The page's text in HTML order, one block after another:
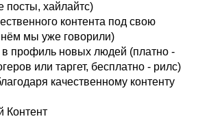
посты, хайлайтс)
контента под свою
мы уже говорили)
профиль новых людей (платно -
или таргет, бесплатно - рилс)
качественному контенту
Контент